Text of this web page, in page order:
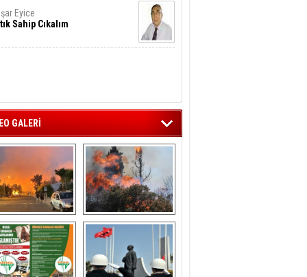
Eyice
Sahip Cıkalım
GALERİ
‘da  otluk
alanda çıkan
yangın evlere
sıçramadan
söndürüldü
Aliağa'nın Ciğerleri